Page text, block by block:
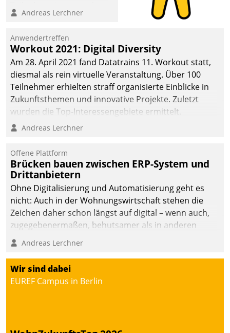
Teilnehmer kurzweilige
Cloud-Strategien und -
Lösungen mit hohem
Zukunftspotenzial.
Andreas Lerchner
Anwendertreffen
Workout 2021: Digital Diversity
Am 28. April 2021 fand Datatrains 11. Workout statt,
diesmal als rein virtuelle Veranstaltung. Über 100
Teilnehmer erhielten straff organisierte Einblicke in
Zukunftsthemen und innovative Projekte. Zuletzt
wurden die Top-Interessengebiete ermittelt.
Andreas Lerchner
Offene Plattform
Brücken bauen zwischen ERP-System und
Drittanbietern
Ohne Digitalisierung und Automatisierung geht es
nicht: Auch in der Wohnungswirtschaft stehen die
Zeichen daher schon längst auf digital – wenn auch,
zugegebenermaßen, behutsamer als in anderen
Branchen.
Andreas Lerchner
Wir sind dabei
EUREF Campus in Berlin